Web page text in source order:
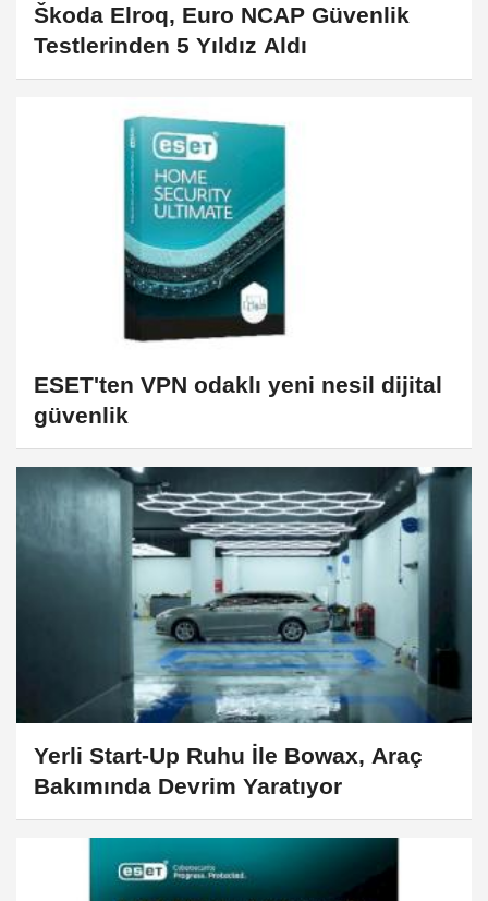
Škoda Elroq, Euro NCAP Güvenlik
Testlerinden 5 Yıldız Aldı
ESET'ten VPN odaklı yeni nesil dijital
güvenlik
Yerli Start-Up Ruhu İle Bowax, Araç
Bakımında Devrim Yaratıyor